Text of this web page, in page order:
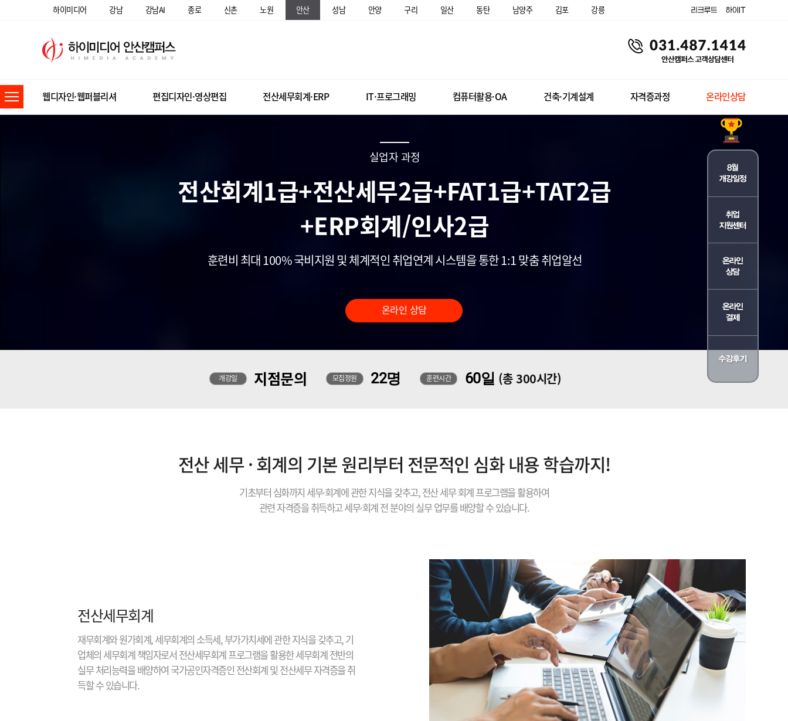
하이미디어 강남 강남AI 종로 신촌 노원 안산 성남 안양 구리 일산 동탄 남양주 김포 강릉
웹디자인·웹퍼블리셔 편집디자인·영상편집 전산세무회계·ERP IT·프로그래밍 컴퓨터활용·OA 건축·기계설계 자격증과정 온라인상담
실업자 과정
전산회계1급+전산세무2급+FAT1급+TAT2급
+ERP회계/인사2급
훈련비 최대 100% 국비지원 및 체계적인 취업연계 시스템을 통한 1:1 맞춤 취업알선
온라인 상담
개강일 지점문의 모집정원 22명 훈련시간 60일 (총 300시간)
전산 세무 · 회계의 기본 원리부터 전문적인 심화 내용 학습까지!
기초부터 심화까지 세무·회계에 관한 지식을 갖추고, 전산 세무 회계 프로그램을 활용하여
관련 자격증을 취득하고 세무·회계 전 분야의 실무 업무를 배양할 수 있습니다.
전산세무회계
재무회계와 원가회계, 세무회계의 소득세, 부가가치세에 관한 지식을 갖추고, 기
업체의 세무회계 책임자로서 전산세무회계 프로그램을 활용한 세무회계 전반의
실무 처리능력을 배양하여 국가공인자격증인 전산회계 및 전산세무 자격증을 취
득할 수 있습니다.